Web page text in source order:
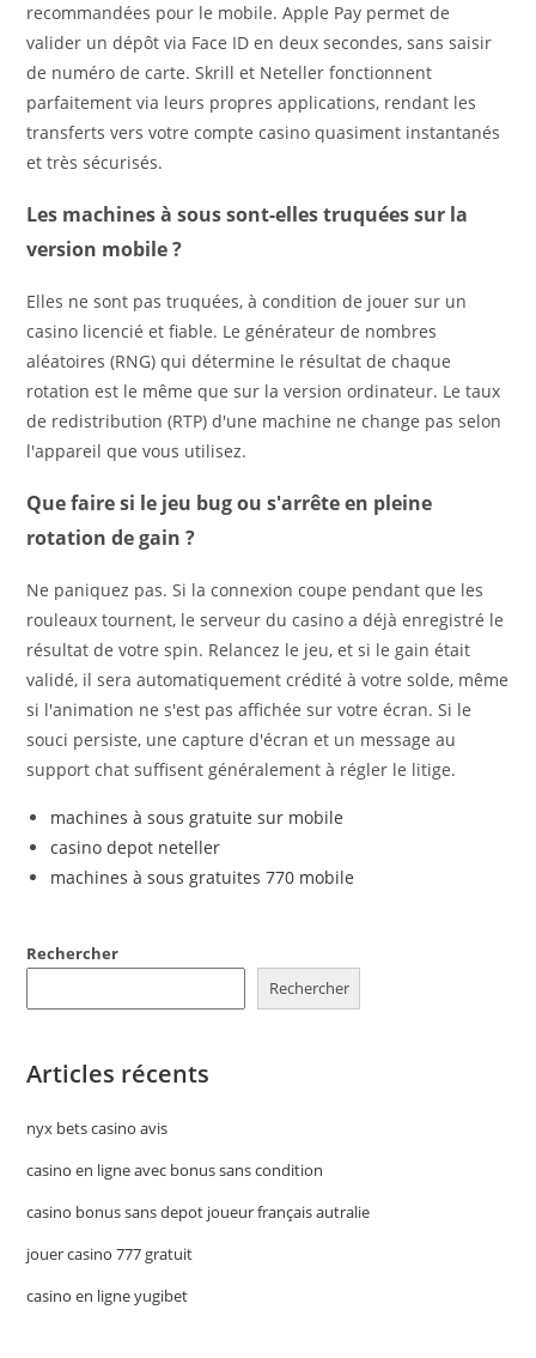
recommandées pour le mobile. Apple Pay permet de
valider un dépôt via Face ID en deux secondes, sans saisir
de numéro de carte. Skrill et Neteller fonctionnent
parfaitement via leurs propres applications, rendant les
transferts vers votre compte casino quasiment instantanés
et très sécurisés.
Les machines à sous sont-elles truquées sur la
version mobile ?
Elles ne sont pas truquées, à condition de jouer sur un
casino licencié et fiable. Le générateur de nombres
aléatoires (RNG) qui détermine le résultat de chaque
rotation est le même que sur la version ordinateur. Le taux
de redistribution (RTP) d'une machine ne change pas selon
l'appareil que vous utilisez.
Que faire si le jeu bug ou s'arrête en pleine
rotation de gain ?
Ne paniquez pas. Si la connexion coupe pendant que les
rouleaux tournent, le serveur du casino a déjà enregistré le
résultat de votre spin. Relancez le jeu, et si le gain était
validé, il sera automatiquement crédité à votre solde, même
si l'animation ne s'est pas affichée sur votre écran. Si le
souci persiste, une capture d'écran et un message au
support chat suffisent généralement à régler le litige.
machines à sous gratuite sur mobile
casino depot neteller
machines à sous gratuites 770 mobile
Rechercher
Rechercher
Articles récents
nyx bets casino avis
casino en ligne avec bonus sans condition
casino bonus sans depot joueur français autralie
jouer casino 777 gratuit
casino en ligne yugibet